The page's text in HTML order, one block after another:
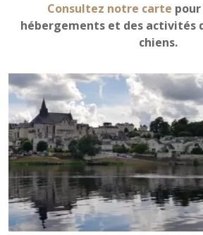
Consultez notre carte
hébergements et des activités
chiens.